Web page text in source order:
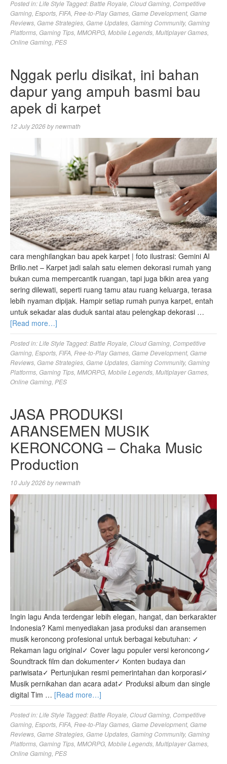
Posted in:Life Style Tagged:Battle Royale Cloud Gaming Competitive
Gaming Esports FIFA Free-to-Play Games Game Development, Game
Reviews Game Strategies Game Updates Gaming Community, Gaming
Platforms Gaming Tips MMORPG Mobile Legends Multiplayer Games
Online Gaming PES
Nggak perlu disikat, ini bahan
dapur yang ampuh basmi bau
apek di karpet
12 July 2026bynewmath
cara menghilangkan bau apek karpet | foto ilustrasi: Gemini AI
Brilio.net – Karpet jadi salah satu elemen dekorasi rumah yang
bukan cuma mempercantik ruangan, tapi juga bikin area yang
sering dilewati, seperti ruang tamu atau ruang keluarga, terasa
lebih nyaman dipijak. Hampir setiap rumah punya karpet, entah
untuk sekadar alas duduk santai atau pelengkap dekorasi …
[Read more…]
Posted in:Life Style Tagged:Battle Royale Cloud Gaming Competitive
Gaming Esports FIFA Free-to-Play Games Game Development, Game
Reviews Game Strategies Game Updates Gaming Community, Gaming
Platforms Gaming Tips MMORPG Mobile Legends Multiplayer Games
Online Gaming PES
JASA PRODUKSI
ARANSEMEN MUSIK
KERONCONG – Chaka Music
Production
10 July 2026bynewmath
Ingin lagu Anda terdengar lebih elegan, hangat, dan berkarakter
Indonesia? Kami menyediakan jasa produksi dan aransemen
musik keroncong profesional untuk berbagai kebutuhan: ✓
Rekaman lagu original✓ Cover lagu populer versi keroncong✓
Soundtrack film dan dokumenter✓ Konten budaya dan
pariwisata✓ Pertunjukan resmi pemerintahan dan korporasi✓
Musik pernikahan dan acara adat✓ Produksi album dan single
digital Tim … [Read more…]
Posted in:Life Style Tagged:Battle Royale Cloud Gaming Competitive
Gaming Esports FIFA Free-to-Play Games Game Development, Game
Reviews Game Strategies Game Updates Gaming Community, Gaming
Platforms Gaming Tips MMORPG Mobile Legends Multiplayer Games
Online Gaming PES